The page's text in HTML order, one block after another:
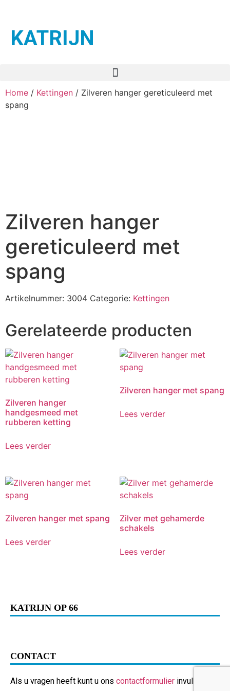
KATRIJN
Home / Kettingen / Zilveren hanger gereticuleerd met
spang
Zilveren hanger
gereticuleerd met
spang
Artikelnummer: 3004 Categorie: Kettingen
Gerelateerde producten
Zilveren hanger
handgesmeed met
rubberen ketting
Lees verder
Zilveren hanger met spang
Lees verder
Zilveren hanger met spang
Lees verder
Zilver met gehamerde
schakels
Lees verder
KATRIJN OP 66
CONTACT
Als u vragen heeft kunt u ons contactformulier invullen.